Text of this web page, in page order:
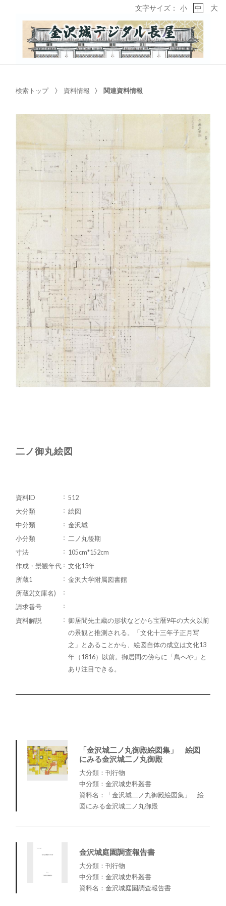
文字サイズ： 小 中 大
検索トップ 資料情報 関連資料情報
二ノ御丸絵図
資料ID
512
大分類
絵図
中分類
金沢城
小分類
二ノ丸後期
寸法
105cm*152cm
作成・景観年代
文化13年
所蔵1
金沢大学附属図書館
所蔵2(文庫名)
請求番号
資料解説
御居間先土蔵の形状などから宝暦9年の大火以前
の景観と推測される。「文化十三年子正月写
之」とあることから、絵図自体の成立は文化13
年（1816）以前。御居間の傍らに「鳥へや」と
あり注目できる。
「金沢城二ノ丸御殿絵図集」 絵図
にみる金沢城二ノ丸御殿
大分類：刊行物
中分類：金沢城史料叢書
資料名：「金沢城二ノ丸御殿絵図集」 絵
図にみる金沢城二ノ丸御殿
金沢城庭園調査報告書
大分類：刊行物
中分類：金沢城史料叢書
資料名：金沢城庭園調査報告書